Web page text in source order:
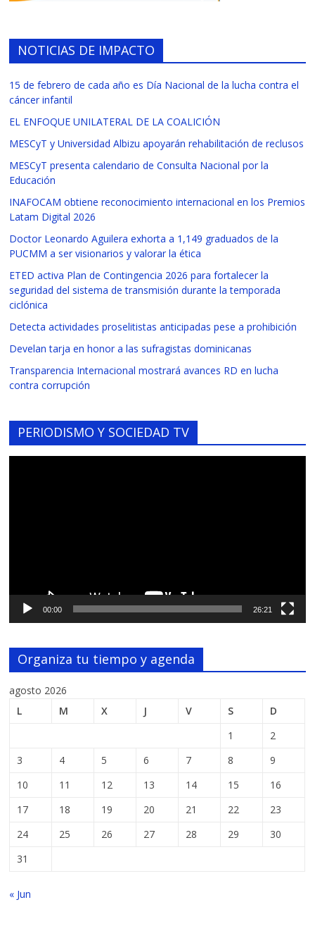
NOTICIAS DE IMPACTO
15 de febrero de cada año es Día Nacional de la lucha contra el
cáncer infantil
EL ENFOQUE UNILATERAL DE LA COALICIÓN
MESCyT y Universidad Albizu apoyarán rehabilitación de reclusos
MESCyT presenta calendario de Consulta Nacional por la
Educación
INAFOCAM obtiene reconocimiento internacional en los Premios
Latam Digital 2026
Doctor Leonardo Aguilera exhorta a 1,149 graduados de la
PUCMM a ser visionarios y valorar la ética
ETED activa Plan de Contingencia 2026 para fortalecer la
seguridad del sistema de transmisión durante la temporada
ciclónica
Detecta actividades proselitistas anticipadas pese a prohibición
Develan tarja en honor a las sufragistas dominicanas
Transparencia Internacional mostrará avances RD en lucha
contra corrupción
PERIODISMO Y SOCIEDAD TV
00:00 26:21
Organiza tu tiempo y agenda
agosto 2026
L
M X J V S
D
1
2
3
4 5 6 7 8
9
10
11 12 13 14 15
16
17
18 19 20 21 22
23
24
25 26 27 28 29
30
31
« Jun